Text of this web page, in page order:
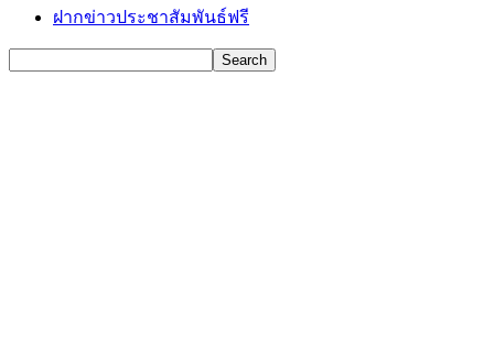
ฝากข่าวประชาสัมพันธ์ฟรี